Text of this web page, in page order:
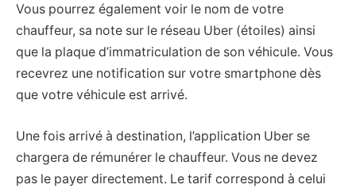
Vous pourrez également voir le nom de votre
chauffeur, sa note sur le réseau Uber (étoiles) ainsi
que la plaque d’immatriculation de son véhicule. Vous
recevrez une notification sur votre smartphone dès
que votre véhicule est arrivé.
Une fois arrivé à destination, l’application Uber se
chargera de rémunérer le chauffeur. Vous ne devez
pas le payer directement. Le tarif correspond à celui